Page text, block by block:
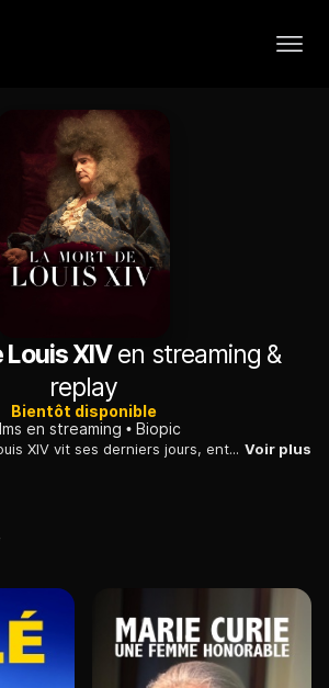
Louis XIVen streaming &
replay
Bientôt disponible
en streaming
Biopic
En août 1715, le roi Louis XIV vit ses derniers jours, entouré de sa famille, de courtisans, de valets, de représentants de l'Eglise et de médecins. Voir plus